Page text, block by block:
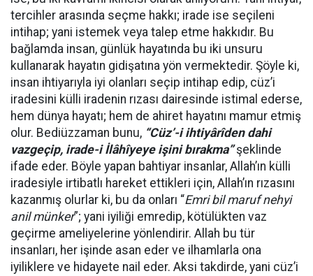
tercihler arasında seçme hakkı; irade ise seçileni
intihap; yani istemek veya talep etme hakkıdır. Bu
bağlamda insan, günlük hayatında bu iki unsuru
kullanarak hayatın gidişatına yön vermektedir. Şöyle ki,
insan ihtiyarıyla iyi olanları seçip intihap edip, cüz’i
iradesini külli iradenin rızası dairesinde istimal ederse,
hem dünya hayatı; hem de ahiret hayatını mamur etmiş
olur. Bediüzzaman bunu, “Cüz’-i ihtiyârîden dahi
vazgeçip, irade-i İlâhîyeye işini bırakma”şeklinde
ifade eder. Böyle yapan bahtiyar insanlar, Allah’ın külli
iradesiyle irtibatlı hareket ettikleri için, Allah’ın rızasını
kazanmış olurlar ki, bu da onları “Emri bil maruf nehyi
anil münker”; yani iyiliği emredip, kötülükten vaz
geçirme ameliyelerine yönlendirir. Allah bu tür
insanları, her işinde asan eder ve ilhamlarla ona
iyiliklere ve hidayete nail eder. Aksi takdirde, yani cüz’i